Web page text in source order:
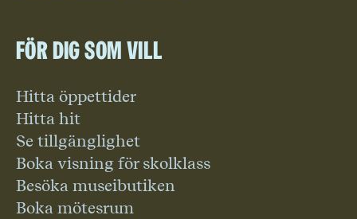
För dig som vill
Hitta öppettider
Hitta hit
Se tillgänglighet
Boka visning för skolklass
Besöka museibutiken
Boka mötesrum